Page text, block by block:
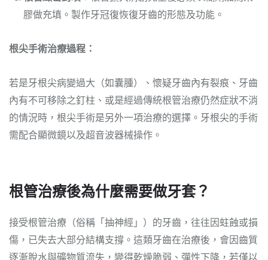
膠做充填。製作牙冠復恢復牙齒的形態及功能。
根尖手術治療過程：
若是牙根尖病變過大（如囊腫）、懷疑牙齒內有裂痕、牙齒
內有不可移除之釘柱、或是經過傳統根管治療仍然症狀不消
的情況時，根尖手術是另外一項治療的選擇。牙根尖的手術
需配合顯微鏡以及超音波器械操作。
根管治療後為什麼需要做牙套？
接受根管治療（俗稱「抽神經」）的牙齒，往往因蛀蝕或損
傷，已失去大部分結構支撐。這類牙齒在治療後，會因齒質